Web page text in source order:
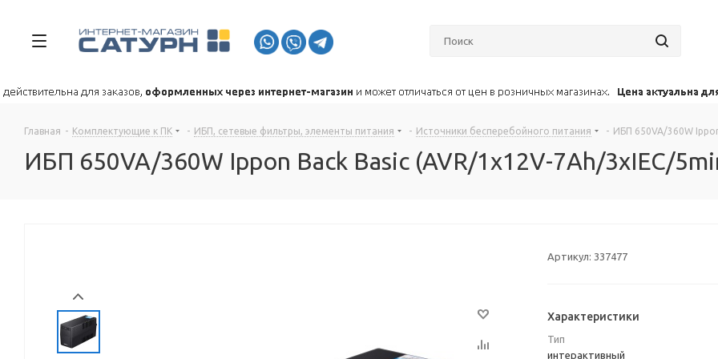
Главная - Комплектующие к ПК - ИБП, сетевые фильтры, элементы питания - Источники бесперебойного питания - ИБП 650VA/360W
ИБП 650VA/360W Ippon Back Basic (AVR/1x12V-7Ah/3xIEC/
Артикул: 337477
Характеристики
Тип
интерактивный